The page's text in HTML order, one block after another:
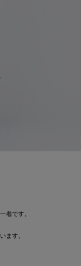
着です。
ます。